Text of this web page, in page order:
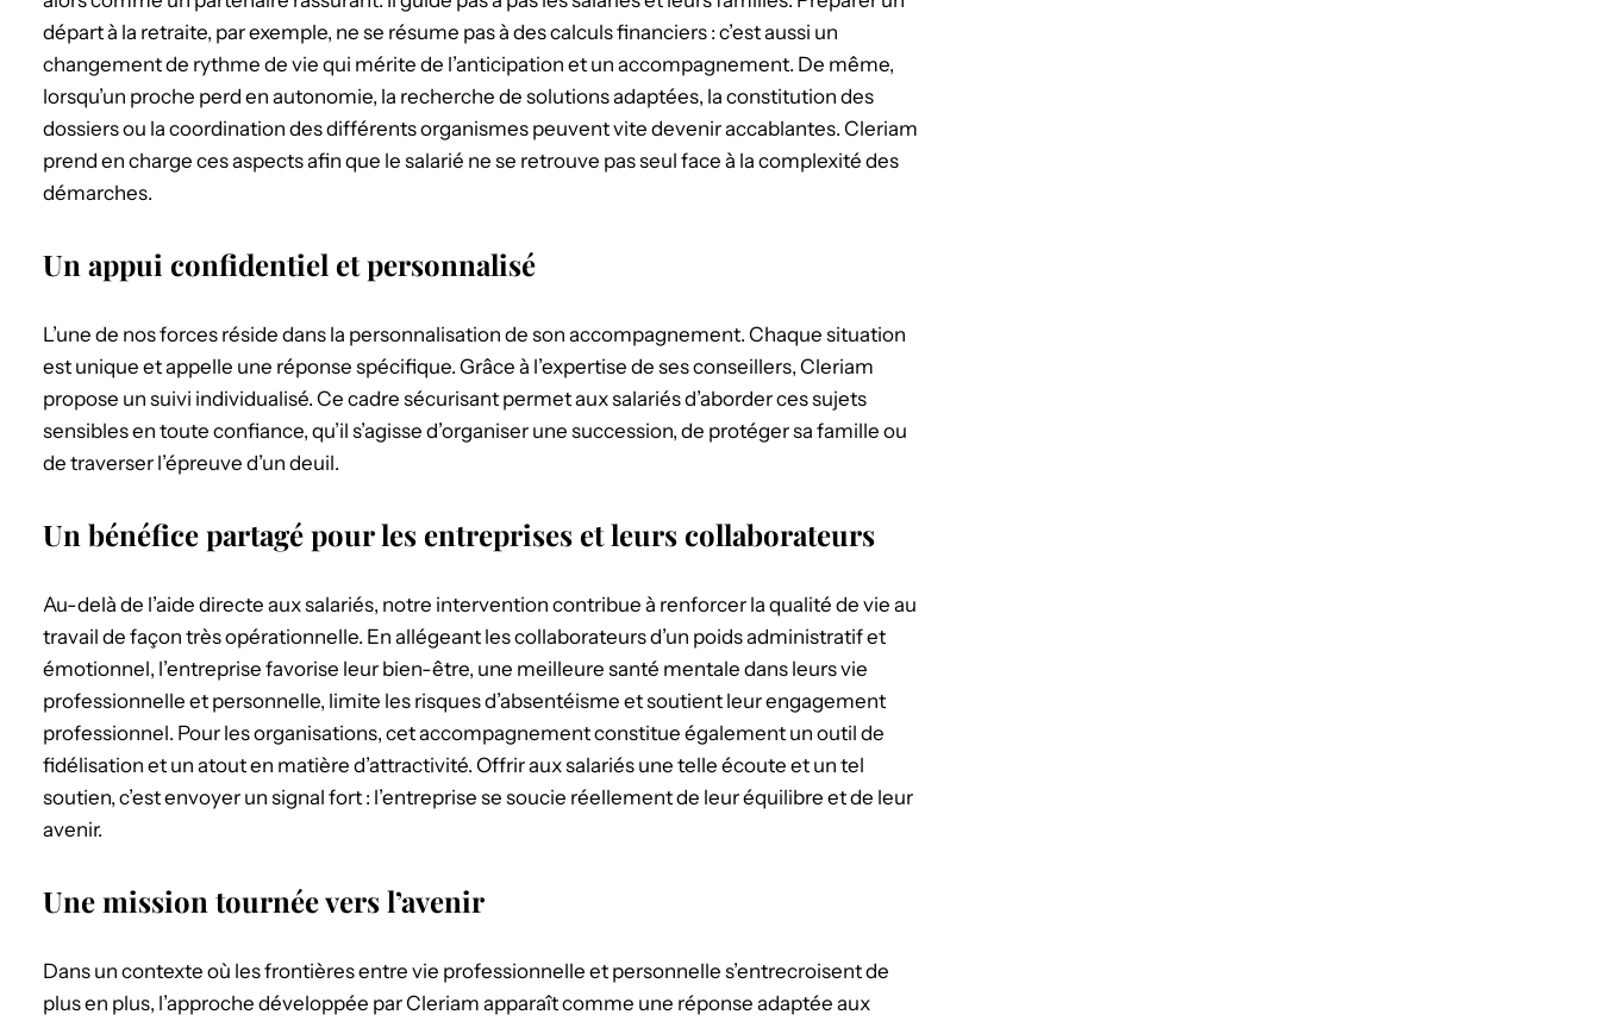
départ à la retraite, par exemple, ne se résume pas à des calculs financiers : c’est aussi un
changement de rythme de vie qui mérite de l’anticipation et un accompagnement. De même,
lorsqu’un proche perd en autonomie, la recherche de solutions adaptées, la constitution des
dossiers ou la coordination des différents organismes peuvent vite devenir accablantes. Cleriam
prend en charge ces aspects afin que le salarié ne se retrouve pas seul face à la complexité des
démarches.
Un appui confidentiel et personnalisé
L’une de nos forces réside dans la personnalisation de son accompagnement. Chaque situation
est unique et appelle une réponse spécifique. Grâce à l’expertise de ses conseillers, Cleriam
propose un suivi individualisé. Ce cadre sécurisant permet aux salariés d’aborder ces sujets
sensibles en toute confiance, qu’il s’agisse d’organiser une succession, de protéger sa famille ou
de traverser l’épreuve d’un deuil.
Un bénéfice partagé pour les entreprises et leurs collaborateurs
Au-delà de l’aide directe aux salariés, notre intervention contribue à renforcer la qualité de vie au
travail de façon très opérationnelle. En allégeant les collaborateurs d’un poids administratif et
émotionnel, l’entreprise favorise leur bien-être, une meilleure santé mentale dans leurs vie
professionnelle et personnelle, limite les risques d’absentéisme et soutient leur engagement
professionnel. Pour les organisations, cet accompagnement constitue également un outil de
fidélisation et un atout en matière d’attractivité. Offrir aux salariés une telle écoute et un tel
soutien, c’est envoyer un signal fort : l’entreprise se soucie réellement de leur équilibre et de leur
avenir.
Une mission tournée vers l’avenir
Dans un contexte où les frontières entre vie professionnelle et personnelle s’entrecroisent de
plus en plus, l’approche développée par Cleriam apparaît comme une réponse adaptée aux